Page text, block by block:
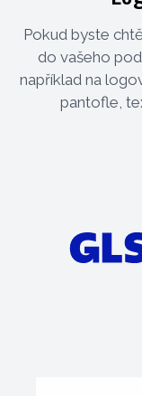
Pokud byste
do vašeho
například na
pantofle,